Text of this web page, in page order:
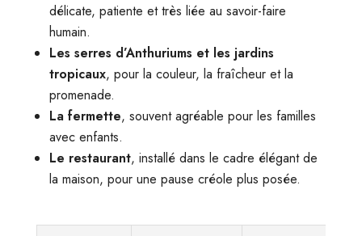
délicate, patiente et très liée au savoir-faire
humain.
Les serres d’Anthuriums et les jardins
tropicaux, pour la couleur, la fraîcheur et la
promenade.
La fermette, souvent agréable pour les familles
avec enfants.
Le restaurant, installé dans le cadre élégant de
la maison, pour une pause créole plus posée.